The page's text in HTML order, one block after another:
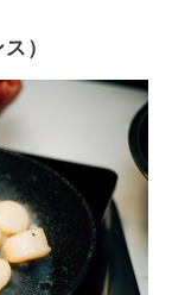
）